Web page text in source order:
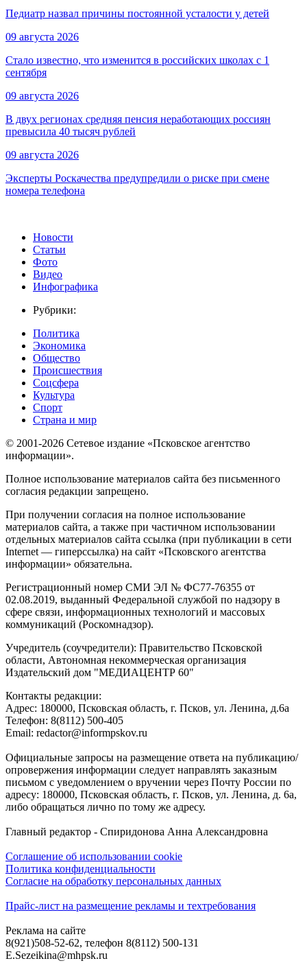
Педиатр назвал причины постоянной усталости у детей
09 августа 2026
Стало известно, что изменится в российских школах с 1
сентября
09 августа 2026
В двух регионах средняя пенсия неработающих россиян
превысила 40 тысяч рублей
09 августа 2026
Эксперты Роскачества предупредили о риске при смене
номера телефона
Новости
Статьи
Фото
Видео
Инфографика
Рубрики:
Политика
Экономика
Общество
Происшествия
Соцсфера
Культура
Спорт
Страна и мир
© 2001-2026 Сетевое издание «Псковское агентство
информации».
Полное использование материалов сайта без письменного
согласия редакции запрещено.
При получении согласия на полное использование
материалов сайта, а также при частичном использовании
отдельных материалов сайта ссылка (при публикации в сети
Internet — гиперссылка) на сайт «Псковского агентства
информации» обязательна.
Регистрационный номер СМИ ЭЛ № ФС77-76355 от
02.08.2019, выданный Федеральной службой по надзору в
сфере связи, информационных технологий и массовых
коммуникаций (Роскомнадзор).
Учредитель (соучредители): Правительство Псковской
области, Автономная некоммерческая организация
Издательский дом "МЕДИАЦЕНТР 60"
Контакты редакции:
Адреc: 180000, Псковская область, г. Псков, ул. Ленина, д.6а
Телефон: 8(8112) 500-405
Email: redactor@informpskov.ru
Официальные запросы на размещение ответа на публикацию/
опровержения информации следует направлять заказным
письмом с уведомлением о вручении через Почту России по
адресу: 180000, Псковская область, г. Псков, ул. Ленина, д. 6а,
либо обращаться лично по тому же адресу.
Главный редактор - Спиридонова Анна Александровна
Соглашение об использовании cookie
Политика конфиденциальности
Согласие на обработку персональных данных
Прайс-лист на размещение рекламы и техтребования
Реклама на сайте
8(921)508-52-62, телефон 8(8112) 500-131
E.Sezeikina@mhpsk.ru